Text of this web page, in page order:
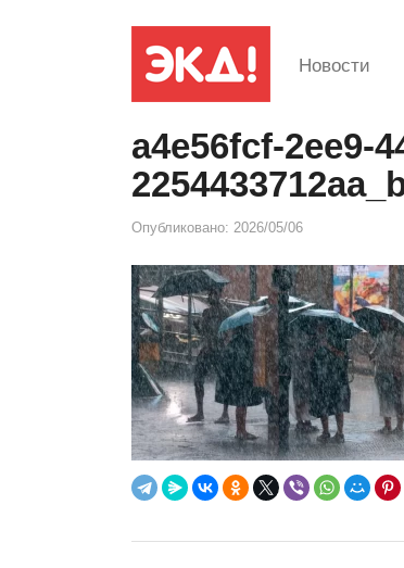
Новости
a4e56fcf-2ee9-
Опубликовано: 2026/05/06